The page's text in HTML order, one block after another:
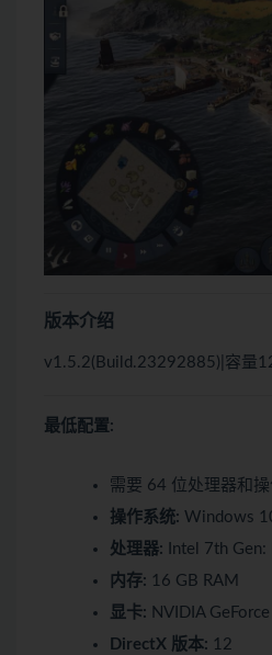
版本介绍
v1.5.2(Build.23292885)|容量
最低配置:
需要 64 位处理器和
操作系统: Windows
处理器: Intel 7th
内存: 16 GB RAM
显卡: NVIDIA
DirectX 版本: 12